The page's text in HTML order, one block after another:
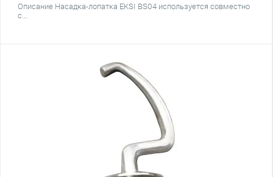
Описание Насадка-лопатка​ EKSI BS04 используется совместно
с...